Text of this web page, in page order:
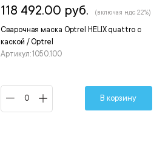
Сварочная маска Optrel HELIX quattro с
каской / Optrel
Артикул: 1050.100
118 492.00 руб. (включая ндс 22%)
В корзину